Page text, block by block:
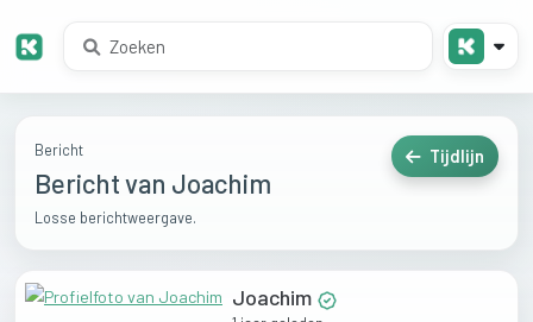
Bericht
Bericht van Joachim
Losse berichtweergave.
Tijdlijn
Joachim